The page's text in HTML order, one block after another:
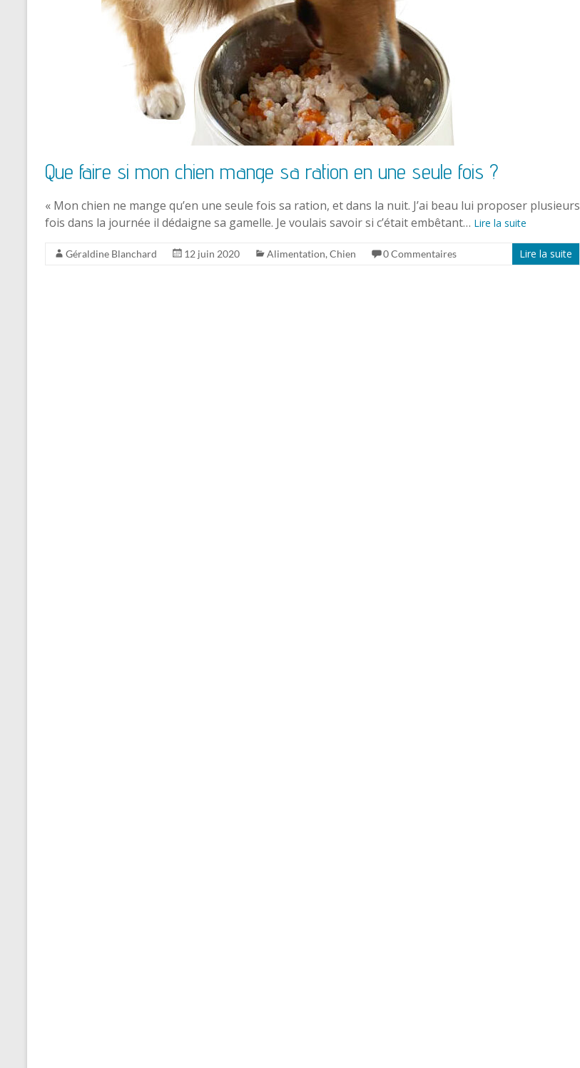
Que faire si mon chien mange sa ration en une seule fois ?
« Mon chien ne mange qu’en une seule fois sa ration, et dans la nuit. J’ai beau lui proposer plusieurs
fois dans la journée il dédaigne sa gamelle. Je voulais savoir si c’était embêtant… Lire la suite
Géraldine Blanchard 12 juin 2020 Alimentation, Chien 0 Commentaires Lire la suite